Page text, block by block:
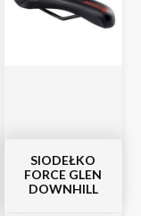
SIODEŁKO
FORCE GLEN
DOWNHILL